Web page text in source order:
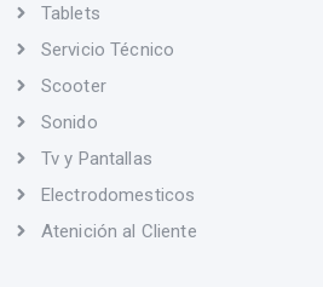
Tablets
Servicio Técnico
Scooter
Sonido
Tv y Pantallas
Electrodomesticos
Atenición al Cliente